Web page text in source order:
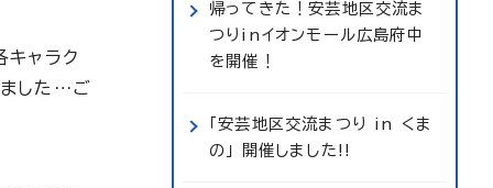
キャラク
ました…ご
帰ってきた！安芸地区交流ま
つりinイオンモール広島府中
を開催！
「安芸地区交流まつり in くま
の」 開催しました!!